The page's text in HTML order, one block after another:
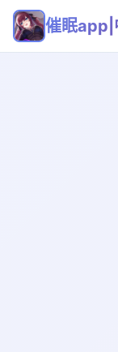
催眠app|